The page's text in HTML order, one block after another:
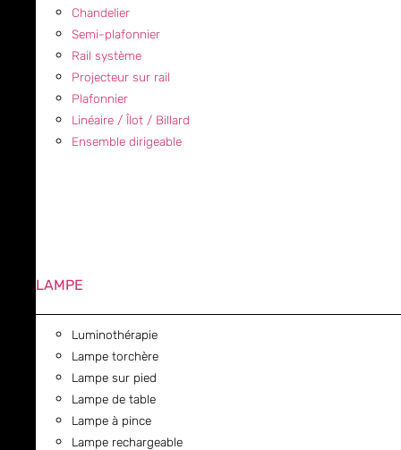
Chandelier
Semi-plafonnier
Rail système
Projecteur sur rail
Plafonnier
Linéaire / Îlot / Billard
Ensemble dirigeable
LAMPE
Luminothérapie
Lampe torchère
Lampe sur pied
Lampe de table
Lampe à pince
Lampe rechargeable